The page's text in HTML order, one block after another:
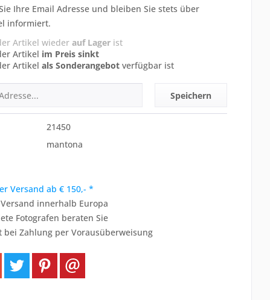
Ihre Email Adresse und bleiben Sie stets über
informiert.
Artikel wieder auf Lagerist
Artikel im Preis sinkt
Artikel als Sonderangebotverfügbar ist
Speichern
21450
mantona
Versand ab € 150,- *
innerhalb Europa
Fotografen beraten Sie
bei Zahlung per Vorausüberweisung